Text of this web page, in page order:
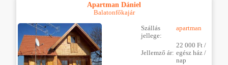
Apartman Dániel
Balatonfőkajár
Szállás
jellege:
apartman
Jellemző ár:
22 000 Ft /
egész ház /
nap